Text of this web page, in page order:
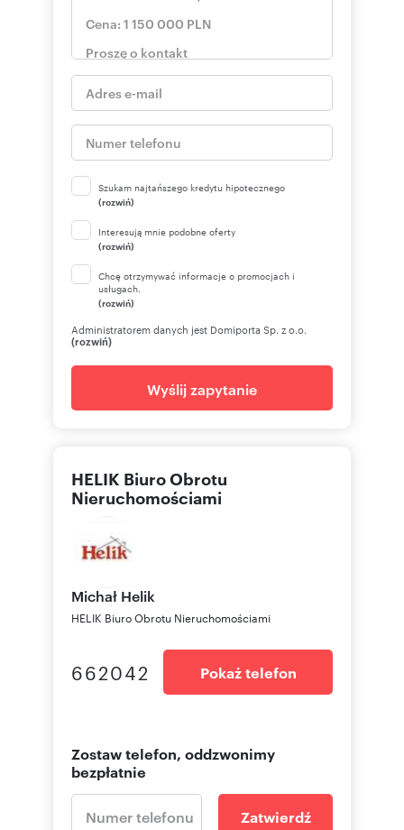
Szukam najtańszego kredytu hipotecznego
(rozwiń)
Interesują mnie podobne oferty
(rozwiń)
Chcę otrzymywać informacje o promocjach i
usługach.
(rozwiń)
Administratorem danych jest Domiporta Sp. z o.o.
(rozwiń)
Wyślij zapytanie
HELIK Biuro Obrotu
Nieruchomościami
Michał Helik
HELIK Biuro Obrotu Nieruchomościami
662042 Pokaż telefon
Zostaw telefon, oddzwonimy
bezpłatnie
Zatwierdź